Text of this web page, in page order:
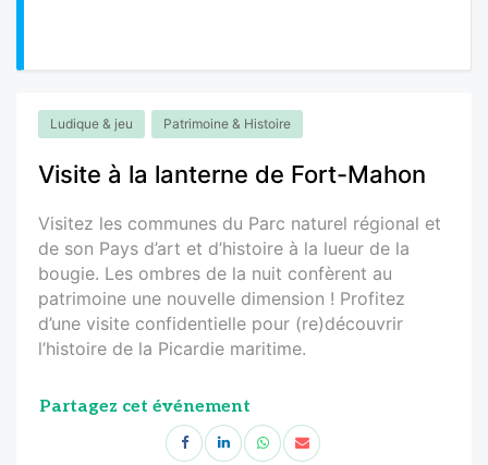
Ludique & jeu Patrimoine & Histoire
Visite à la lanterne de Fort-Mahon
Visitez les communes du Parc naturel régional et
de son Pays d’art et d’histoire à la lueur de la
bougie. Les ombres de la nuit confèrent au
patrimoine une nouvelle dimension ! Profitez
d’une visite confidentielle pour (re)découvrir
l’histoire de la Picardie maritime.
Partagez cet événement